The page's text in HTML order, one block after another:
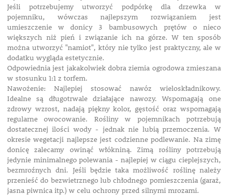
Jeśli potrzebujemy utworzyć podpórkę dla drzewka w
pojemniku, wówczas najlepszym rozwiązaniem jest
umieszczenie w donicy 3 bambusowych prętów o nieco
większych niż pień i związanie ich na górze. W ten sposób
można utworzyć "namiot", który nie tylko jest praktyczny, ale w
dodatku wygląda estetycznie.
Odpowiednia jest jakakolwiek dobra ziemia ogrodowa zmieszana
w stosunku 1:1 z torfem.
Nawożenie: Najlepiej stosować nawóz wieloskładnikowy.
Idealne są długotrwale działające nawozy. Wspomagają one
zdrowy wzrost, nadają piękny kolor, gęstość oraz wspomagają
regularne owocowanie. Rośliny w pojemnikach potrzebują
dostatecznej ilości wody - jednak nie lubią przemoczenia. W
okresie wegetacji najlepsze jest codzienne podlewanie. Na zimę
donicę zalecamy owinąć włókniną. Zimą rośliny potrzebują
jedynie minimalnego polewania - najlepiej w ciągu cieplejszych,
bezmroźnych dni. Jeśli będzie taka możliwość roślinę należy
przenieść do bezwietrznego lub chłodnego pomieszczenia (garaż,
jasna piwnica itp.) w celu ochrony przed silnymi mrozami.